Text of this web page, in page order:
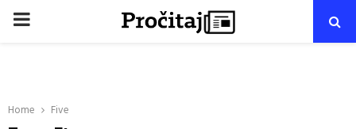
PRIMARY
Home Five